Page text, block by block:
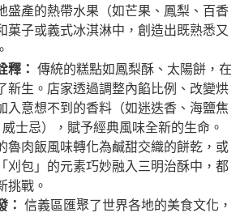
盛產的熱帶水果（如芒果、鳳梨、百香
菓子或義式冰淇淋中，創造出既熟悉又
釋： 傳統的糕點如鳳梨酥、太陽餅，在
新生。店家透過調整內餡比例、改變烘
入意想不到的香料（如迷迭香、海鹽焦
士忌），賦予經典風味全新的生命。
魯肉飯風味轉化為鹹甜交織的餅乾，或
刈包」的元素巧妙融入三明治酥中，都
挑戰。
： 信義區匯聚了世界各地的美食文化，